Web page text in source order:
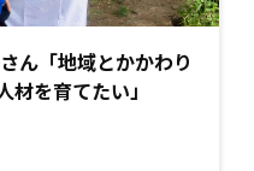
ん「地域とかかわり
材を育てたい」